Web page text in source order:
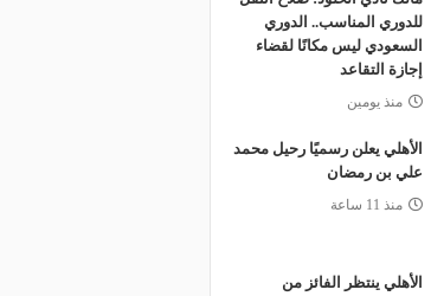
للدوري المناسب.. الدوري
السعودي ليس مكانًا لقضاء
إجازة التقاعد
منذ يومين
الأهلي يعلن رسميًا رحيل محمد
علي بن رمضان
منذ 11 ساعة
الأهلي ينتظر الفائز من